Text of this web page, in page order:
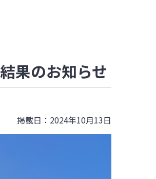
果のお知らせ
掲載日：2024年10月13日